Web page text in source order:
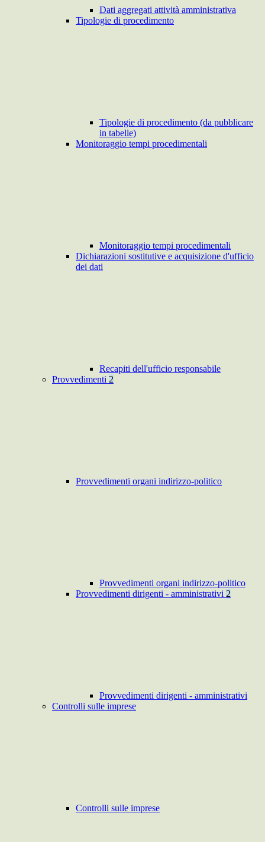
Dati aggregati attività amministrativa
Tipologie di procedimento
Tipologie di procedimento (da pubblicare
in tabelle)
Monitoraggio tempi procedimentali
Monitoraggio tempi procedimentali
Dichiarazioni sostitutive e acquisizione d'ufficio
dei dati
Recapiti dell'ufficio responsabile
Provvedimenti 2
Provvedimenti organi indirizzo-politico
Provvedimenti organi indirizzo-politico
Provvedimenti dirigenti - amministrativi 2
Provvedimenti dirigenti - amministrativi
Controlli sulle imprese
Controlli sulle imprese